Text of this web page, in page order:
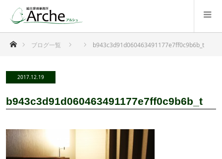
ホームブログ一覧 b943c3d91d060463491177e7ff0c9b6b_t
2017.12.19
b943c3d91d060463491177e7ff0c9b6b_t